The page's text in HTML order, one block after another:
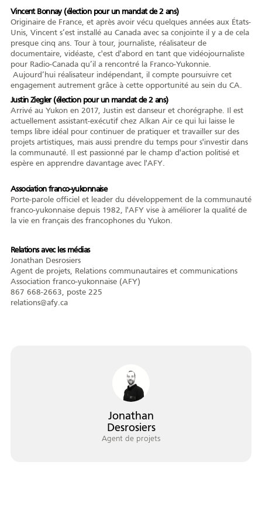
Portrait Histoire
Centre de la
francophonie
Médias
Journée de la
francophonie
Reconnaissance
Émission
Vincent Bonnay (élection pour un mandat de 2 ans)
Originaire de France, et après avoir vécu quelques années aux États-
Unis, Vincent s’est installé au Canada avec sa conjointe il y a de cela
presque cinq ans. Tour à tour, journaliste, réalisateur de
documentaire, vidéaste, c'est d'abord en tant que vidéojournaliste
pour Radio-Canada qu’il a rencontré la Franco-Yukonnie.
Aujourd’hui réalisateur indépendant, il compte poursuivre cet
engagement autrement grâce à cette opportunité au sein du CA.
Justin Ziegler (élection pour un mandat de 2 ans)
Arrivé au Yukon en 2017, Justin est danseur et chorégraphe. Il est
actuellement assistant-exécutif chez Alkan Air ce qui lui laisse le
temps libre idéal pour continuer de pratiquer et travailler sur des
projets artistiques, mais aussi prendre du temps pour s'investir dans
la communauté. Il est passionné par le champ d'action politisé et
espère en apprendre davantage avec l'AFY.
Association franco-yukonnaise
Porte-parole officiel et leader du développement de la communauté
franco-yukonnaise depuis 1982, l'AFY vise à améliorer la qualité de
la vie en français des francophones du Yukon.
Relations avec les médias
Jonathan Desrosiers
Agent de projets, Relations communautaires et communications
Association franco-yukonnaise (AFY)
867 668-2663, poste 225
relations@afy.ca
Jonathan
Desrosiers
Agent de projets